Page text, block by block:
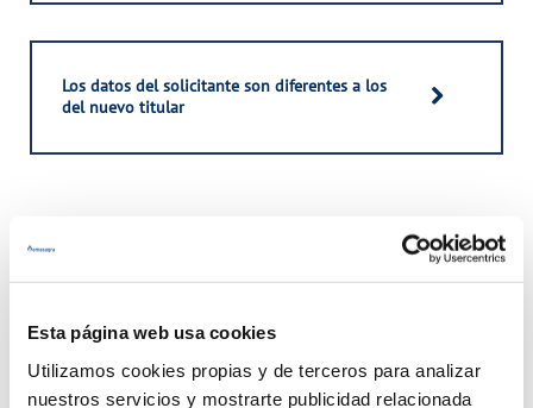
Esta página web usa cookies
Utilizamos cookies propias y de terceros para analizar
nuestros servicios y mostrarte publicidad relacionada
Los datos del solicitante son diferentes a los
del nuevo titular